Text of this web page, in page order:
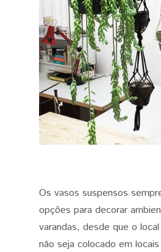
Os vasos suspensos
opções para decorar
varandas, desde que o
não seja colocado em